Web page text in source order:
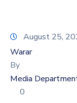
Soo
Xariir
August 25,
Warar
By
Media
0